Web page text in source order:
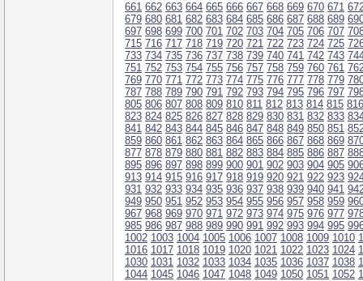
661 662 663 664 665 666 667 668 669 670 671
679 680 681 682 683 684 685 686 687 688 689
697 698 699 700 701 702 703 704 705 706 707
715 716 717 718 719 720 721 722 723 724 725
733 734 735 736 737 738 739 740 741 742 743
751 752 753 754 755 756 757 758 759 760 761
769 770 771 772 773 774 775 776 777 778 779
787 788 789 790 791 792 793 794 795 796 797
805 806 807 808 809 810 811 812 813 814 815 816
823 824 825 826 827 828 829 830 831 832 833
841 842 843 844 845 846 847 848 849 850 851
859 860 861 862 863 864 865 866 867 868 869
877 878 879 880 881 882 883 884 885 886 887
895 896 897 898 899 900 901 902 903 904 905
913 914 915 916 917 918 919 920 921 922 923
931 932 933 934 935 936 937 938 939 940 941
949 950 951 952 953 954 955 956 957 958 959
967 968 969 970 971 972 973 974 975 976 977
985 986 987 988 989 990 991 992 993 994 995
1002 1003 1004 1005 1006 1007 1008 1009 1010
1016 1017 1018 1019 1020 1021 1022 1023 1024
1030 1031 1032 1033 1034 1035 1036 1037 1038
1044 1045 1046 1047 1048 1049 1050 1051 1052